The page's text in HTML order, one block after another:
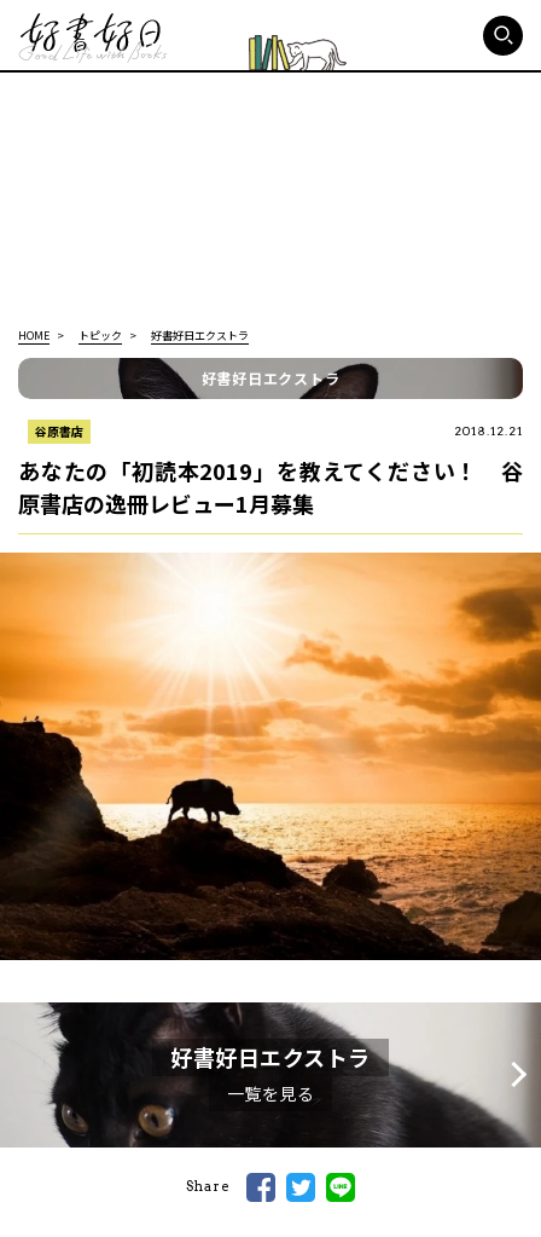
HOME トピック 好書好日エクストラ
好書好日エクストラ
谷原書店 2018.12.21
あなたの「初読本2019」を教えてください！ 谷
原書店の逸冊レビュー1月募集
好書好日エクストラ
一覧を見る
Share